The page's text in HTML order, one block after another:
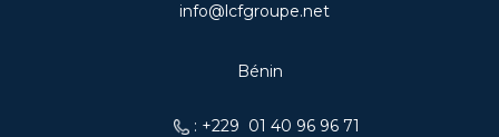
Bénin
: +229 01 40 96 96 71
info@lcfgroupe.net